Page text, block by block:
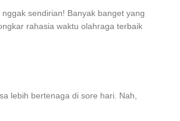
sendirian! Banyak banget yang
rahasia waktu olahraga terbaik
lebih bertenaga di sore hari. Nah,